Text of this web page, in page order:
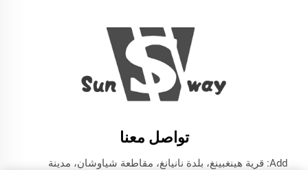
تواصل معنا
Add: قرية هينغبينغ، بلدة نانيانغ، مقاطعة شياوشان، مدينة